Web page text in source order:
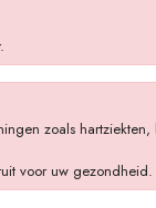
zoals
voor uw gezondheid.